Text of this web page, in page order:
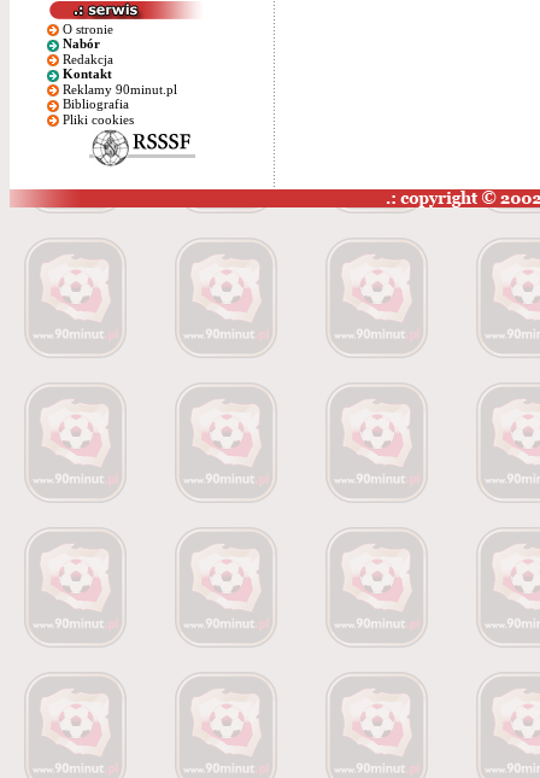
O stronie
Nabór
Redakcja
Kontakt
Reklamy 90minut.pl
Bibliografia
Pliki cookies